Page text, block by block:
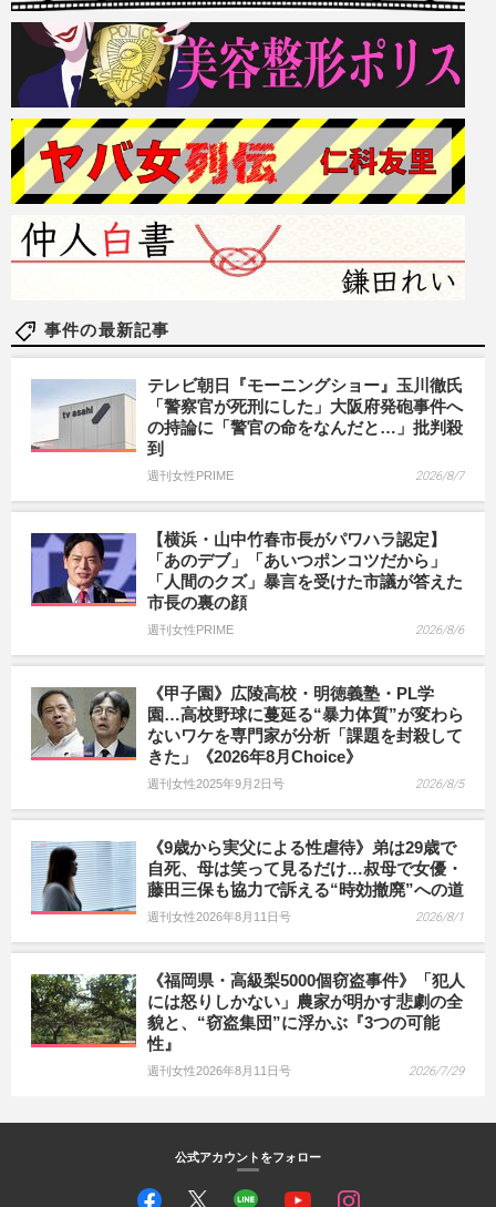
事件の最新記事
テレビ朝日『モーニングショー』玉川徹氏
「警察官が死刑にした」大阪府発砲事件へ
の持論に「警官の命をなんだと…」批判殺
到
週刊女性PRIME 2026/8/7
【横浜・山中竹春市長がパワハラ認定】
「あのデブ」「あいつポンコツだから」
「人間のクズ」暴言を受けた市議が答えた
市長の裏の顔
週刊女性PRIME 2026/8/6
《甲子園》広陵高校・明徳義塾・PL学
園…高校野球に蔓延る“暴力体質”が変わら
ないワケを専門家が分析「課題を封殺して
きた」《2026年8月Choice》
週刊女性2025年9月2日号 2026/8/5
《9歳から実父による性虐待》弟は29歳で
自死、母は笑って見るだけ…叔母で女優・
藤田三保も協力で訴える“時効撤廃”への道
週刊女性2026年8月11日号 2026/8/1
《福岡県・高級梨5000個窃盗事件》「犯人
には怒りしかない」農家が明かす悲劇の全
貌と、“窃盗集団”に浮かぶ『3つの可能
性』
週刊女性2026年8月11日号 2026/7/29
公式アカウントをフォロー